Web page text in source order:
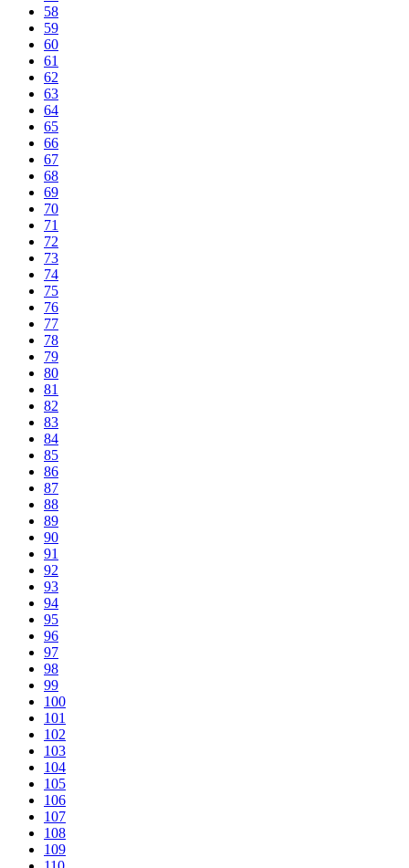
58
59
60
61
62
63
64
65
66
67
68
69
70
71
72
73
74
75
76
77
78
79
80
81
82
83
84
85
86
87
88
89
90
91
92
93
94
95
96
97
98
99
100
101
102
103
104
105
106
107
108
109